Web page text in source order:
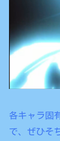
各キャラ固
で、ぜひそ